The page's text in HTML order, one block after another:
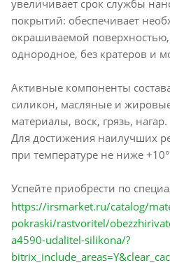
увеличивает срок службы
покрытий: обеспечивает
окрашиваемой
однородное, без кратеров и
Активные компоненты
силикон, масляные и
материалы, воск, грязь, нагар.
Для достижения наилучших
при температуре не ниже
Успейте приобрести по
https://irsmarket.ru/catalog/
pokraski/rastvoritel/
a4590-udalitel-silikona/?